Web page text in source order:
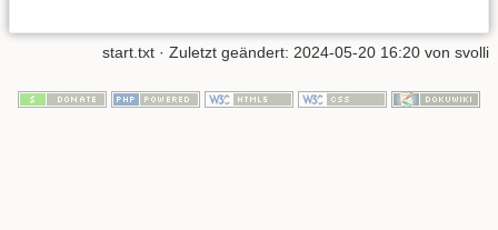
start.txt · Zuletzt geändert: 2024-05-20 16:20 von svolli